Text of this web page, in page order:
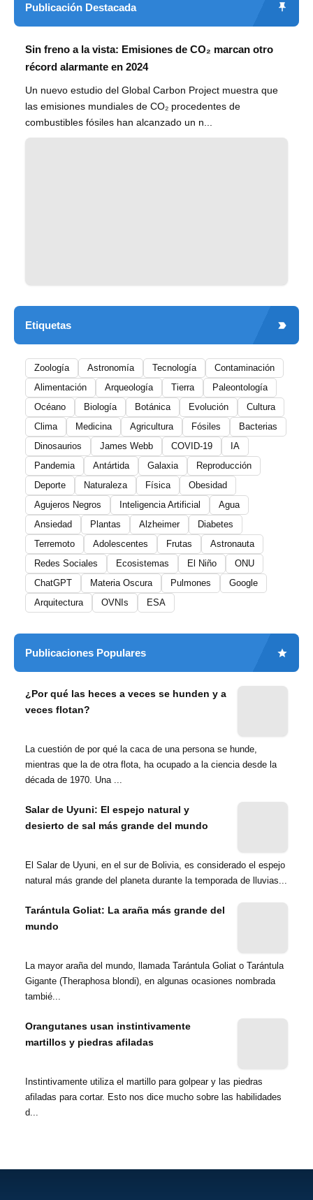
Publicación Destacada
Sin freno a la vista: Emisiones de CO₂ marcan otro
récord alarmante en 2024
Un nuevo estudio del Global Carbon Project muestra que
las emisiones mundiales de CO₂ procedentes de
combustibles fósiles han alcanzado un n...
Etiquetas
Zoología Astronomía Tecnología
Contaminación
Alimentación
Arqueología Tierra
Paleontología
Océano
Biología Botánica Evolución
Cultura
Clima
Medicina Agricultura Fósiles
Bacterias
Dinosaurios
James Webb COVID-19
IA
Pandemia
Antártida Galaxia
Reproducción
Deporte
Naturaleza Física
Obesidad
Agujeros Negros
Inteligencia Artificial
Agua
Ansiedad
Plantas Alzheimer
Diabetes
Terremoto
Adolescentes Frutas
Astronauta
Redes Sociales
Ecosistemas El Niño
ONU
ChatGPT
Materia Oscura Pulmones
Google
Arquitectura
OVNIs ESA
Publicaciones Populares
¿Por qué las heces a veces se hunden y a
veces flotan?
La cuestión de por qué la caca de una persona se hunde,
mientras que la de otra flota, ha ocupado a la ciencia desde la
década de 1970. Una ...
Salar de Uyuni: El espejo natural y
desierto de sal más grande del mundo
El Salar de Uyuni, en el sur de Bolivia, es considerado el espejo
natural más grande del planeta durante la temporada de lluvias...
Tarántula Goliat: La araña más grande del
mundo
La mayor araña del mundo, llamada Tarántula Goliat o Tarántula
Gigante (Theraphosa blondi), en algunas ocasiones nombrada
tambié...
Orangutanes usan instintivamente
martillos y piedras afiladas
Instintivamente utiliza el martillo para golpear y las piedras
afiladas para cortar. Esto nos dice mucho sobre las habilidades
d...